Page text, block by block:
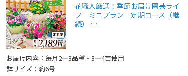
花職人厳選！季節お届け園芸ライ
フ ミニプラン 定期コース（継
続） …
お届け内容：毎月2―3品種・3―4苗使用
鉢サイズ：約6号